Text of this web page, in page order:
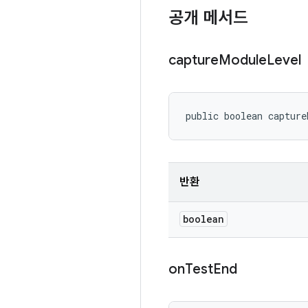
공개 메서드
captureModuleLevel
public boolean
반환
boolean
onTestEnd